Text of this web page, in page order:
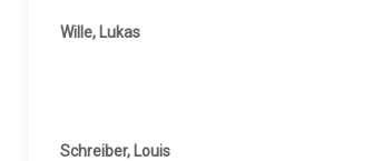
Wille, Lukas
Schreiber, Louis